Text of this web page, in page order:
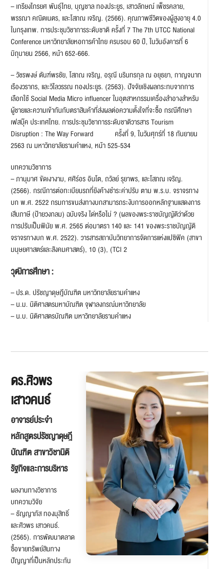
– เกรียงไกรยศ พันธุ์ไทย, บุญชาล ทองประยูร, เสาวลักษณ์ เพ็ชรคลาย,
พรรณา คณิตเนตร, และโสภณ เจริญ. (2566). คุณภาพชีวิตของผู้สูงอายุ 4.0
ในกรุงเทพ. การประชุมวิชาการระดับชาติ ครั้งที่ 7 The 7th UTCC National
Conference มหาวิทยาลัยหอการค้าไทย ครบรอบ 60 ปี, ในวันอังคารที่ 6
มิถุนายน 2566, หน้า 652-666.
– วัชรพงษ์ ตันฑ์พรชัย, โสภณ เจริญ, อรุณี นรินทรกุล ณ อยุธยา, กาญจนาท
เรืองวรากร, และวิไลวรรณ ทองประยูร. (2563). ปัจจัยเชิงผลกระทบจากการ
เลือกใช้ Social Media Micro influencer ในอุตสาหกรรมเครื่องสำอางสำหรับ
ผู้ชายและความเข้ากันกับตราสินค้าที่ส่งผลต่อความตั้งใจที่จะซื้อ กรณีศึกษา
เฟสบุ๊ค ประเทศไทย. การประชุมวิชาการระดับชาติวารสาร Tourism
Disruption : The Way Forward ครั้งที่ 9, ในวันศุกร์ที่ 18 กันยายน
2563 ณ มหาวิทยาลัยรามคำแหง, หน้า 525-534
บทความวิชาการ
– ภานุมาศ ขัดเงางาม, ศศิร์อร อินโต, ถวัลย์ รุยาพร, และโสภณ เจริญ.
(2566). กรณีการต่อทะเบียนรถที่ยังค้างชำระค่าปรับ ตาม พ.ร.บ. จราจรทาง
บก พ.ศ. 2522 กรมการขนส่งทางบกสามารถระงับการออกหลักฐานแสดงการ
เสีบภาษี (ป้ายวงกลม) ฉบับจริง ได่หรือไม่ ? (ผลของพระราชบัญญัติว่าด้วย
การปรับเป็นพินัย พ.ศ. 2565 ต่อมาตรา 140 และ 141 ของพระราชบัญญัติ
จราจรทางบก พ.ศ. 2522). วารสารสถาบันวิทยาการจัดการแห่งแปซิฟิค (สาขา
มนุษยศาสตร์และสังคมศาสตร์), 10 (3), (TCI 2
วุฒิการศึกษา :
– ปร.ด. ปรัชญาดุษฎีบัณฑิต มหาวิทยาลัยรามคำแหง
– น.ม. นิติศาสตรมหาบัณฑิต จุฬาลงกรณ์มหาวิทยาลัย
– น.บ. นิติศาสตรบัณฑิต มหาวิทยาลัยรามคำแหง
ดร.ศิวพร
เสาวคนธ์
อาจารย์ประจำ
หลักสูตรปรัชญาดุษฎี
บัณฑิต สาขาวิชานิติ
รัฐกิจและการบริหาร
ผลงานทางวิชาการ
บทความวิจัย
– ธัญญาภัส ทองมุสิทธิ์
และศิวพร เสาวคนธ์.
(2565). การพัฒนาตลาด
ซื้อขายทรัพย์สินทาง
ปัญญาที่เป็นหลักประกัน